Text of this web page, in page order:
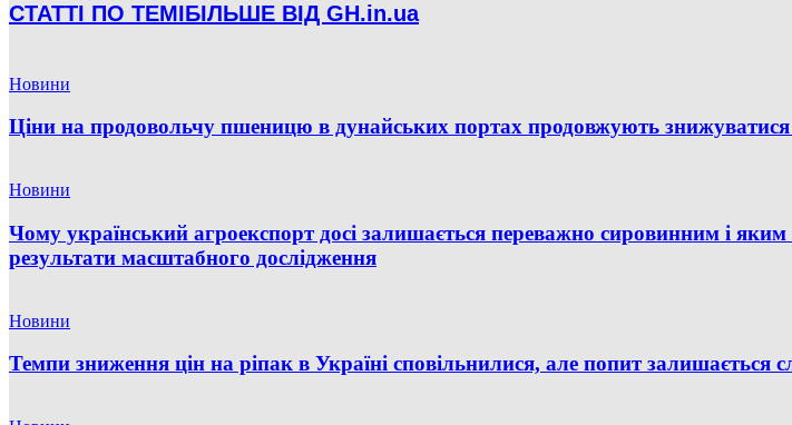
СТАТТІ ПО ТЕМІБІЛЬШЕ ВІД GH.in.ua
Новини
Ціни на продовольчу пшеницю в дунайських портах продовжують
Новини
Чому український агроекспорт досі залишається переважно сировинним і
результати масштабного дослідження
Новини
Темпи зниження цін на ріпак в Україні сповільнилися, але попит залишається